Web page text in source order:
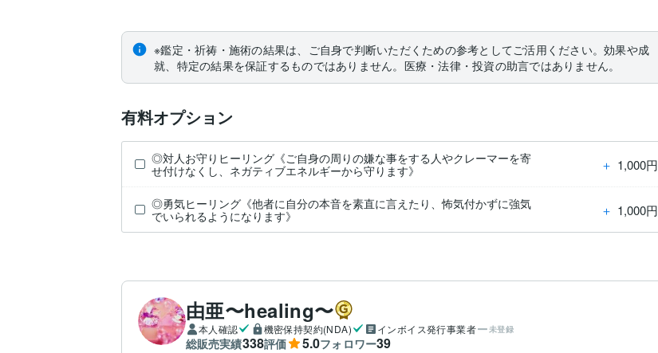
※鑑定・祈祷・施術の結果は、ご自身で判断いただくための参考としてご活用ください。効果や成
就、特定の結果を保証するものではありません。医療・法律・投資の助言ではありません。
有料オプション
◎対人お守りヒーリング《ご自身の周りの嫌な事をする人やクレーマーを寄
せ付けなくし、ネガティブエネルギーから守ります》
＋ 1,000円
◎勇気ヒーリング《他者に自分の本音を素直に言えたり、怖気付かずに強気
でいられるようになります》
＋ 1,000円
由亜〜healing〜
本人確認 機密保持契約(NDA) インボイス発行事業者 未登録
総販売実績338評価 5.0フォロワー39